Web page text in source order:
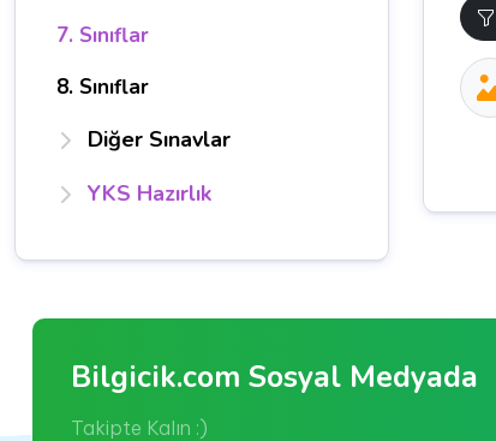
7. Sınıflar
8. Sınıflar
Diğer Sınavlar
YKS Hazırlık
Bilgicik.com Sosyal Medyada
Takipte Kalın :)